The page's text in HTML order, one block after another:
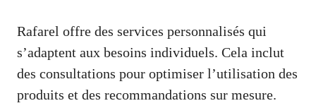
Rafarel offre des services personnalisés qui
s’adaptent aux besoins individuels. Cela inclut
des consultations pour optimiser l’utilisation des
produits et des recommandations sur mesure.